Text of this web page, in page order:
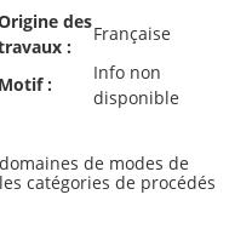
des
:
Française
Motif :
Info non
disponible
de modes de
catégories de procédés